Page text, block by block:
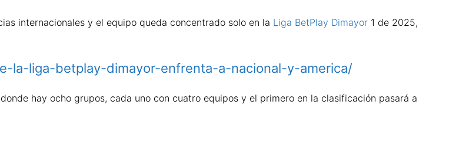
internacionales y el equipo queda concentrado solo en la Liga BetPlay Dimayor 1 de 2025,
la-liga-betplay-dimayor-enfrenta-a-nacional-y-america/
hay ocho grupos, cada uno con cuatro equipos y el primero en la clasificación pasará a